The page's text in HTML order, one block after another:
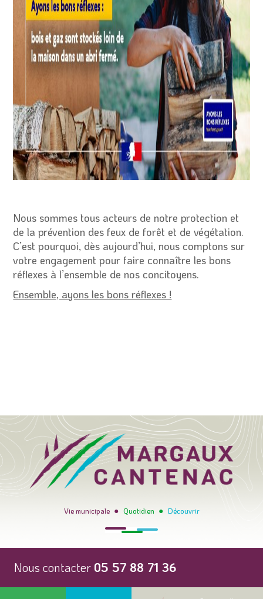
Nous sommes tous acteurs de notre protection et
de la prévention des feux de forêt et de végétation.
C’est pourquoi, dès aujourd’hui, nous comptons sur
votre engagement pour faire connaître les bons
réflexes à l’ensemble de nos concitoyens.
Ensemble, ayons les bons réflexes !
Vie municipale ● Quotidien ● Découvrir
Nous contacter 05 57 88 71 36